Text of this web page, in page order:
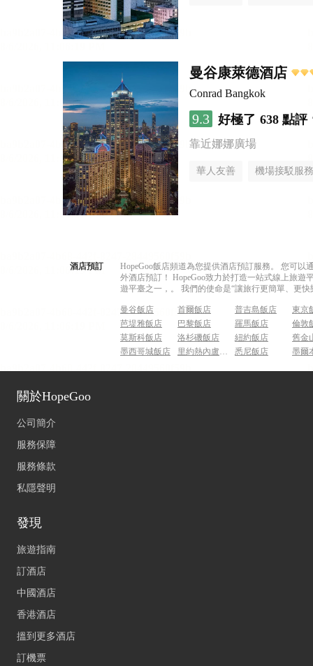
曼谷康萊德酒店
Conrad Bangkok
9.3 好極了 638 點評
靠近娜娜廣場
華人友善 機場接駁服務
酒店預訂
HopeGoo飯店頻道為您提供酒店預訂服務。 您可
外酒店預訂！ HopeGoo致力於打造一站式線上旅
遊平臺之一，。 我們的使命是“讓旅行更簡單、更
曼谷飯店 首爾飯店 普吉島飯店
東京
芭堤雅飯店
巴黎飯店 羅馬飯店
倫敦
莫斯科飯店
洛杉磯飯店 紐約飯店
舊金
墨西哥城飯店
里約熱內盧飯店 悉尼飯店 墨爾
關於HopeGoo
公司簡介
服務保障
服務條款
私隱聲明
發現
旅遊指南
訂酒店
中國酒店
香港酒店
搵到更多酒店
訂機票